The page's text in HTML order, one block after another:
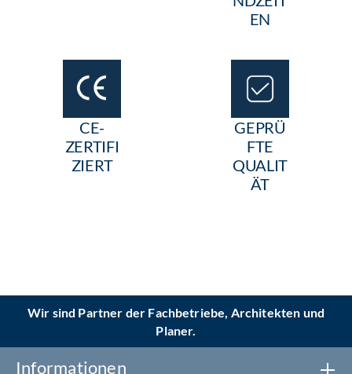
EN
CE-
ZERTIFI
ZIERT
GEPRÜ
FTE
QUALIT
ÄT
Wir sind Partner der Fachbetriebe, Architekten und
Planer.
Informationen